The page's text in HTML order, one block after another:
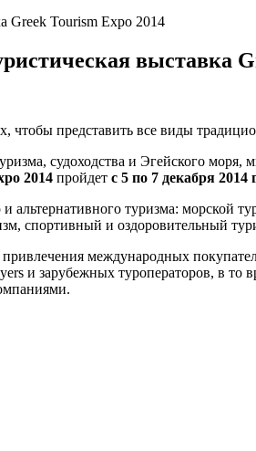
Greek Tourism Expo 2014
выставка
представить все виды
судоходства и Эгейского моря,
2014 пройдет с 5 по 7 декабря 2014
альтернативного туризма: морской
спортивный и оздоровительный
международных
и зарубежных туроператоров, в